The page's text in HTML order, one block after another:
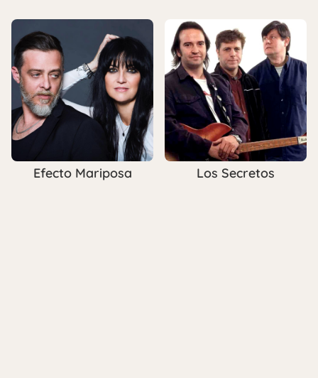
Efecto Mariposa Los Secretos